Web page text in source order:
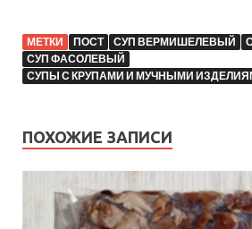
МЕТКИ ПОСТ СУП ВЕРМИШЕЛЕВЫЙ
СУП ФАСОЛЕВЫЙ
СУПЫ С КРУПАМИ И МУЧНЫМИ
ПОХОЖИЕ ЗАПИСИ